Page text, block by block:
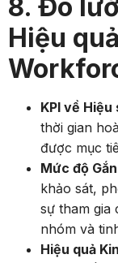
8. Đo
Hiệu
KPI về
thời gian
được mục
Mức độ
khảo sát,
sự tham gia
nhóm và
Hiệu quả